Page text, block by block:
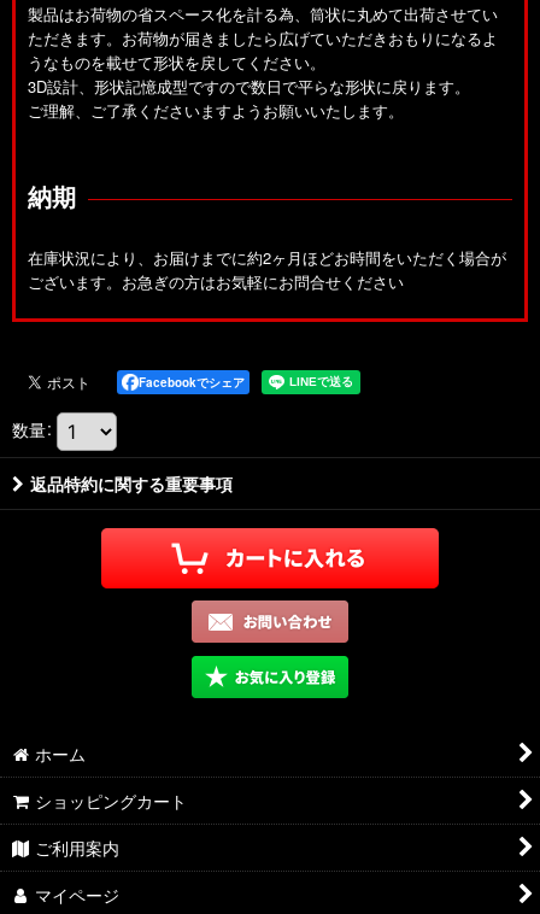
製品はお荷物の省スペース化を計る為、筒状に丸めて出荷させてい
ただきます。お荷物が届きましたら広げていただきおもりになるよ
うなものを載せて形状を戻してください。
3D設計、形状記憶成型ですので数日で平らな形状に戻ります。
ご理解、ご了承くださいますようお願いいたします。
納期
在庫状況により、お届けまでに約2ヶ月ほどお時間をいただく場合が
ございます。お急ぎの方はお気軽にお問合せください
Facebookでシェア
数量:
返品特約に関する重要事項
ホーム
ショッピングカート
ご利用案内
マイページ